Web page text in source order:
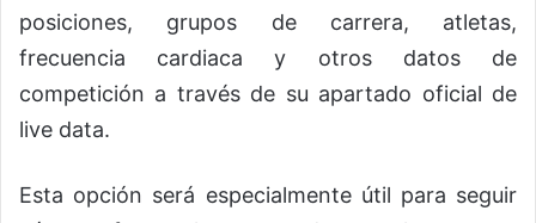
posiciones, grupos de carrera, atletas,
frecuencia cardiaca y otros datos de
competición a través de su apartado oficial de
live data.
Esta opción será especialmente útil para seguir